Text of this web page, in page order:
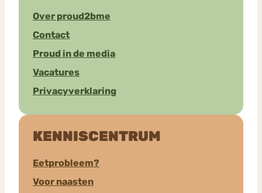
Over proud2bme
Contact
Proud in de media
Vacatures
Privacyverklaring
KENNISCENTRUM
Eetprobleem?
Voor naasten